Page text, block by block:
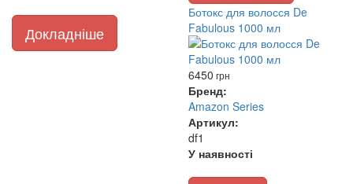
Докладніше
Ботокс для волосся De
Fabulous 1000 мл
6450 грн
Бренд:
Amazon Series
Артикул:
df1
У наявності